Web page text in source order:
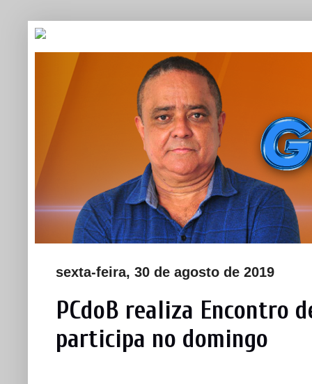
sexta-feira, 30 de agosto de 2019
PCdoB realiza Encontro
participa no domingo